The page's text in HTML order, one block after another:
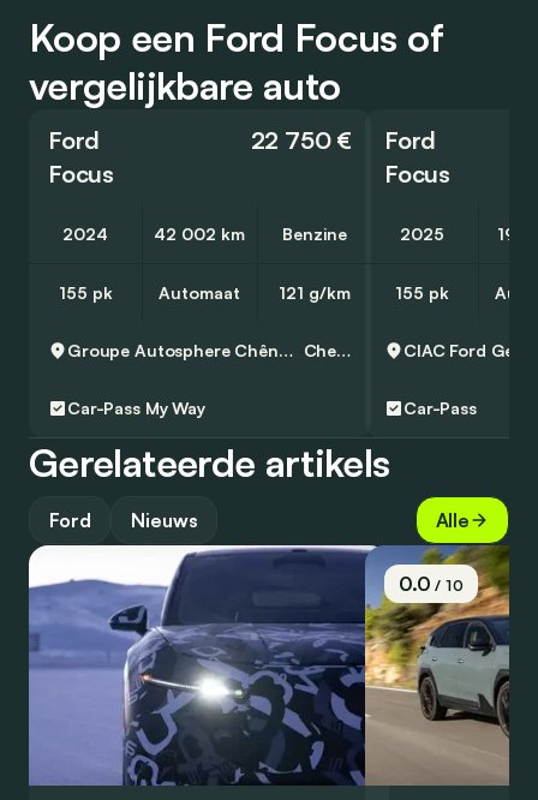
Koop een Ford Focus of
vergelijkbare auto
Ford
Focus
22 750 €
2024 42 002 km Benzine
155 pk Automaat 121 g/km
Groupe Autosphere Chênée - Skoda Chenee
Car-Pass My Way
Ford
Focus
2025 19
155 pk
CIAC Ford Gent
Car-Pass
Gerelateerde artikels
Ford Nieuws Alle
0.0/ 10